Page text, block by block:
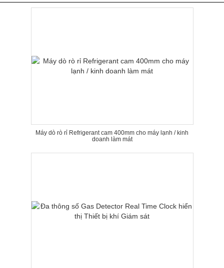
Máy dò rò rỉ Refrigerant cam 400mm cho máy lạnh / kinh
doanh làm mát